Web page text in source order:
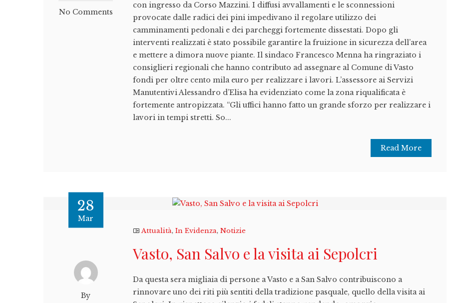
No Comments
con ingresso da Corso Mazzini. I diffusi avvallamenti e le sconnessioni
provocate dalle radici dei pini impedivano il regolare utilizzo dei
camminamenti pedonali e dei parcheggi fortemente dissestati. Dopo gli
interventi realizzati è stato possibile garantire la fruizione in sicurezza dell’area
e mettere a dimora nuove piante. Il sindaco Francesco Menna ha ringraziato i
consiglieri regionali che hanno contributo ad assegnare al Comune di Vasto
fondi per oltre cento mila euro per realizzare i lavori. L’assessore ai Servizi
Manutentivi Alessandro d’Elisa ha evidenziato come la zona riqualificata è
fortemente antropizzata. “Gli uffici hanno fatto un grande sforzo per realizzare i
lavori in tempi stretti. So...
Read More
28
Mar
By
Attualità,In Evidenza,Notizie
Vasto, San Salvo e la visita ai Sepolcri
Da questa sera migliaia di persone a Vasto e a San Salvo contribuiscono a
rinnovare uno dei riti più sentiti della tradizione pasquale, quello della visita ai